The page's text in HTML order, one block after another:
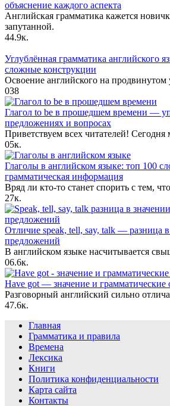
объяснение каждого аспекта
Английская грамматика кажется
запутанной.
44.9к.
Углублённая грамматика английского
сложные конструкции
Освоение английского на
038
Глагол to be в прошедшем времени —
предложениях и вопросах
Приветствуем всех читателей!
05к.
Глаголы в английском языке: топ 100
грамматическая информация
Вряд ли кто-то станет спорить с тем,
27к.
Отличие speak, tell, say, talk — разница
предложений
В английском языке насчитывается
06.6к.
Have got — значение и грамматические
Разговорный английский сильно
47.6к.
Главная
Грамматика и правила
Времена
Лексика
Книги
Политика конфиденциальности
Карта сайта
Контакты